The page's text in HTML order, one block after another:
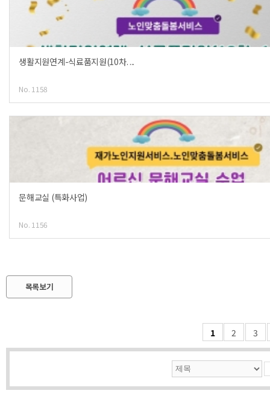
생활지원연계-식료품지원(10차. ...
No. 1158
문해교실 (특화사업)
No. 1156
목록보기
1 2 3